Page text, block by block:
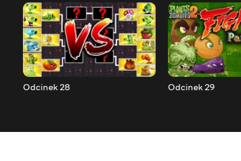
Odcinek 28 Odcinek 29